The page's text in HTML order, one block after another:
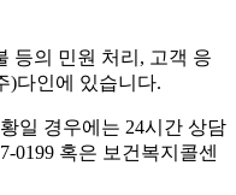
등의 민원 처리, 고객 응
)다인에 있습니다.
일 경우에는 24시간 상담
0199 혹은 보건복지콜센